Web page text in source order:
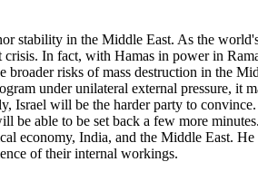
stability in the Middle East. As the
In fact, with Hamas in power in
risks of mass destruction in the
under unilateral external pressure, it
Israel will be the harder party to
able to be set back a few more
economy, India, and the Middle East.
of their internal workings.